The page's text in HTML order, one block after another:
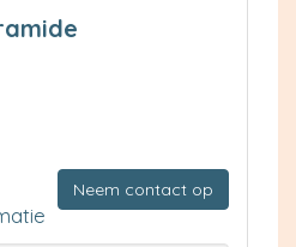
Neem contact op